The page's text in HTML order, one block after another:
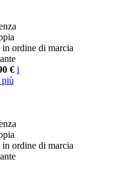
in ordine di marcia
€ i
in ordine di marcia